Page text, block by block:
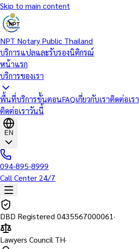
Skip to main content
NPT Notary Public Thailand
บริการแปลและรับรองนิติกรณ์
หน้าแรก
บริการของเรา
พื้นที่บริการขั้นตอนFAQเกี่ยวกับเราติดต่อเรา
ติดต่อเราวันนี้
EN
094-895-8999
Call Center 24/7
DBD Registered 0435567000061·
Lawyers Council TH·